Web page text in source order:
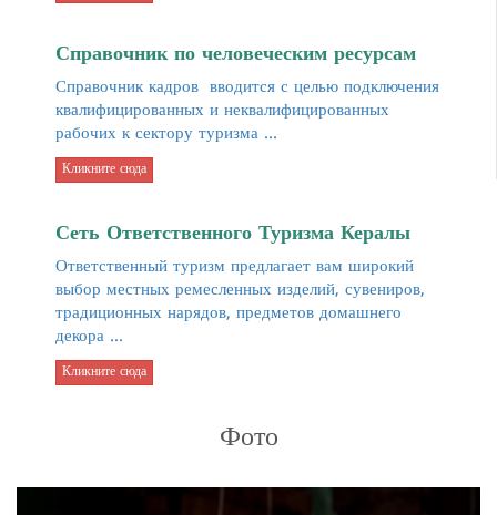
Справочник по человеческим ресурсам
Справочник кадров вводится с целью подключения
квалифицированных и неквалифицированных
рабочих к сектору туризма ...
Кликните сюда
Сеть Ответственного Туризма Кералы
Ответственный туризм предлагает вам широкий
выбор местных ремесленных изделий, сувениров,
традиционных нарядов, предметов домашнего
декора ...
Кликните сюда
Фото